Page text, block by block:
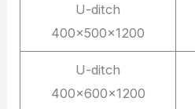
U-ditch
400x500x1200
U-ditch
400x600x1200